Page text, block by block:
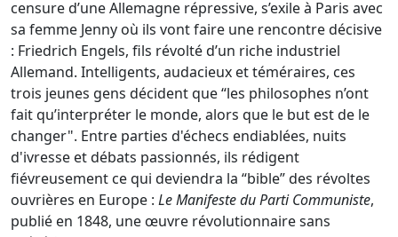
censure d’une Allemagne répressive, s’exile à Paris avec
sa femme Jenny où ils vont faire une rencontre décisive
: Friedrich Engels, fils révolté d’un riche industriel
Allemand. Intelligents, audacieux et téméraires, ces
trois jeunes gens décident que “les philosophes n’ont
fait qu’interpréter le monde, alors que le but est de le
changer". Entre parties d'échecs endiablées, nuits
d'ivresse et débats passionnés, ils rédigent
fiévreusement ce qui deviendra la “bible” des révoltes
ouvrières en Europe : Le Manifeste du Parti Communiste,
publié en 1848, une œuvre révolutionnaire sans